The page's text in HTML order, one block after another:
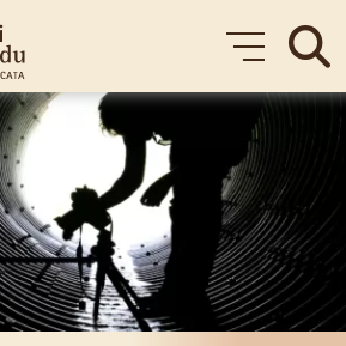
Formazione
Corsi gratuiti
Chi siamo